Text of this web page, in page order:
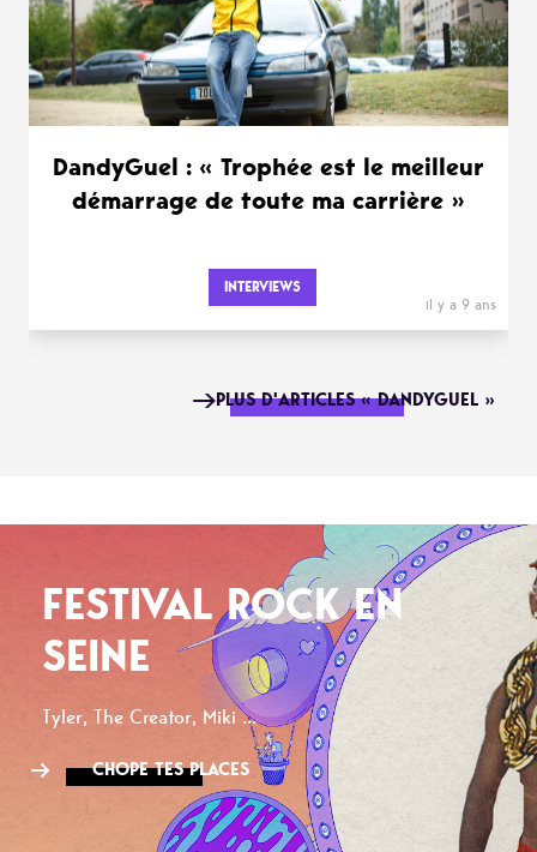
DandyGuel : « Trophée est le meilleur
démarrage de toute ma carrière »
INTERVIEWS
il y a 9 ans
PLUS D'ARTICLES « DANDYGUEL »
FESTIVAL ROCK EN
SEINE
Tyler, The Creator, Miki ...
CHOPE TES PLACES